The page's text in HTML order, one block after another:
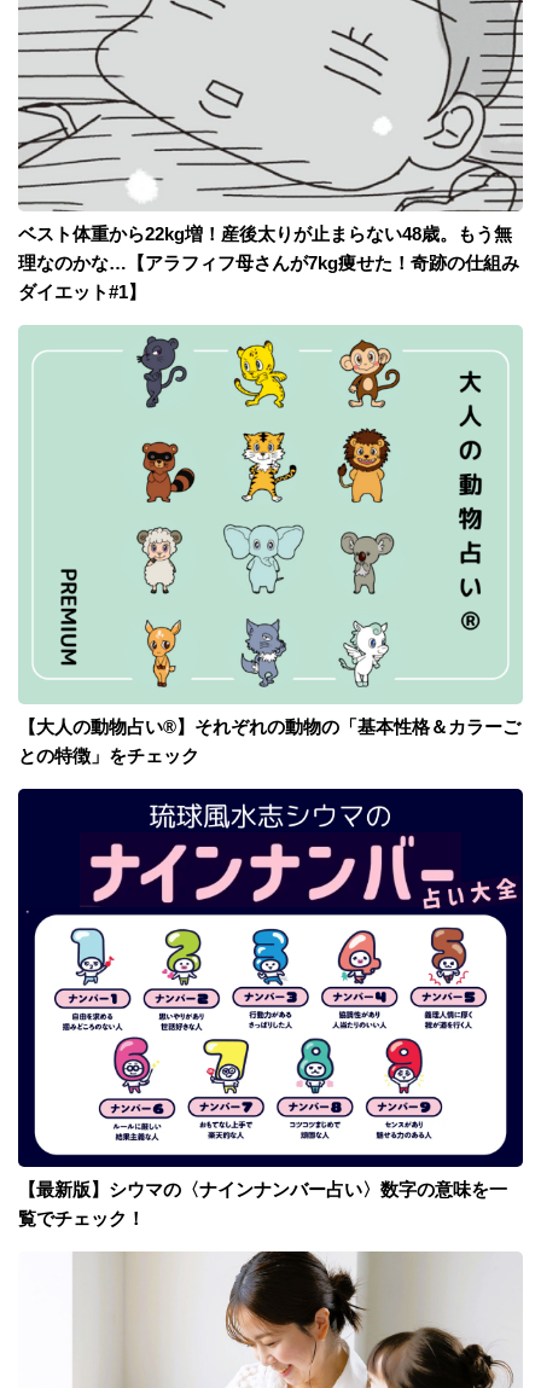
ベスト体重から22kg増！産後太りが止まらない48歳。もう無
理なのかな…【アラフィフ母さんが7kg痩せた！奇跡の仕組み
ダイエット#1】
【大人の動物占い®】それぞれの動物の「基本性格＆カラーご
との特徴」をチェック
【最新版】シウマの〈ナインナンバー占い〉数字の意味を一
覧でチェック！